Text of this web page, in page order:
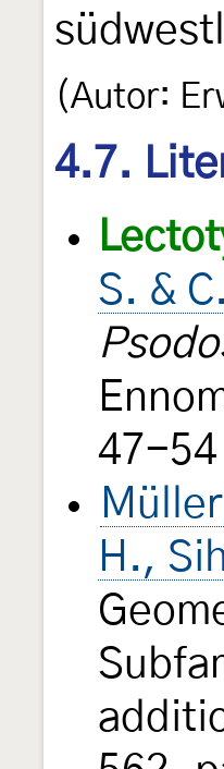
(Autor:
4.7.
S. &
47-54
H.,